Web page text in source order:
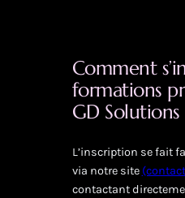
Comment
formations
GD Solutions
L’inscription se fait
via notre site
contactant